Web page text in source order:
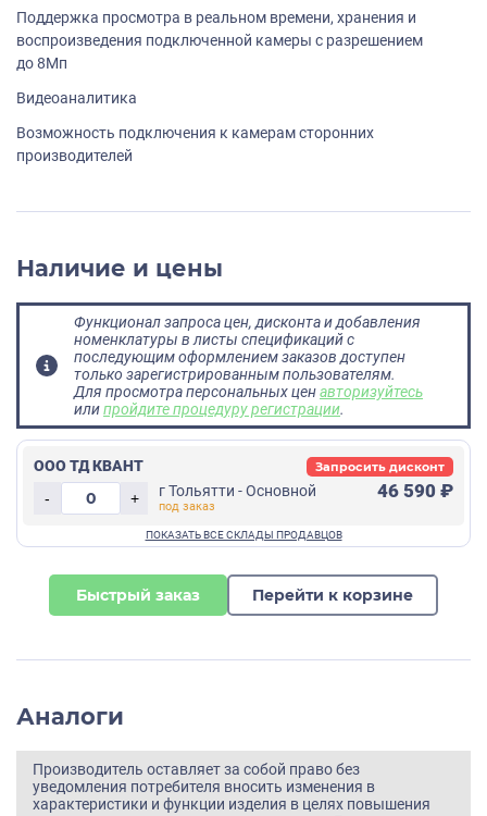
Поддержка просмотра в реальном времени, хранения и
воспроизведения подключенной камеры с разрешением
до 8Мп
Видеоаналитика
Возможность подключения к камерам сторонних
производителей
Наличие и цены
Функционал запроса цен, дисконта и добавления
номенклатуры в листы спецификаций с
последующим оформлением заказов доступен
только зарегистрированным пользователям.
Для просмотра персональных ценавторизуйтесь
илипройдите процедуру регистрации.
ООО ТД КВАНТ
-
+ г Тольятти - Основной 46 590 ₽
Запросить дисконт
Быстрый заказ Перейти к корзине
Аналоги
Производитель оставляет за собой право без
уведомления потребителя вносить изменения в
характеристики и функции изделия в целях повышения